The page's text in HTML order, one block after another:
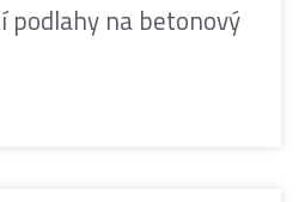
podlahy na betonový